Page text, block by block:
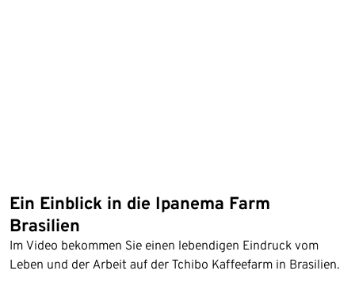
Ein Einblick in die Ipanema Farm
Brasilien
Im Video bekommen Sie einen lebendigen Eindruck vom
Leben und der Arbeit auf der Tchibo Kaffeefarm in Brasilien.